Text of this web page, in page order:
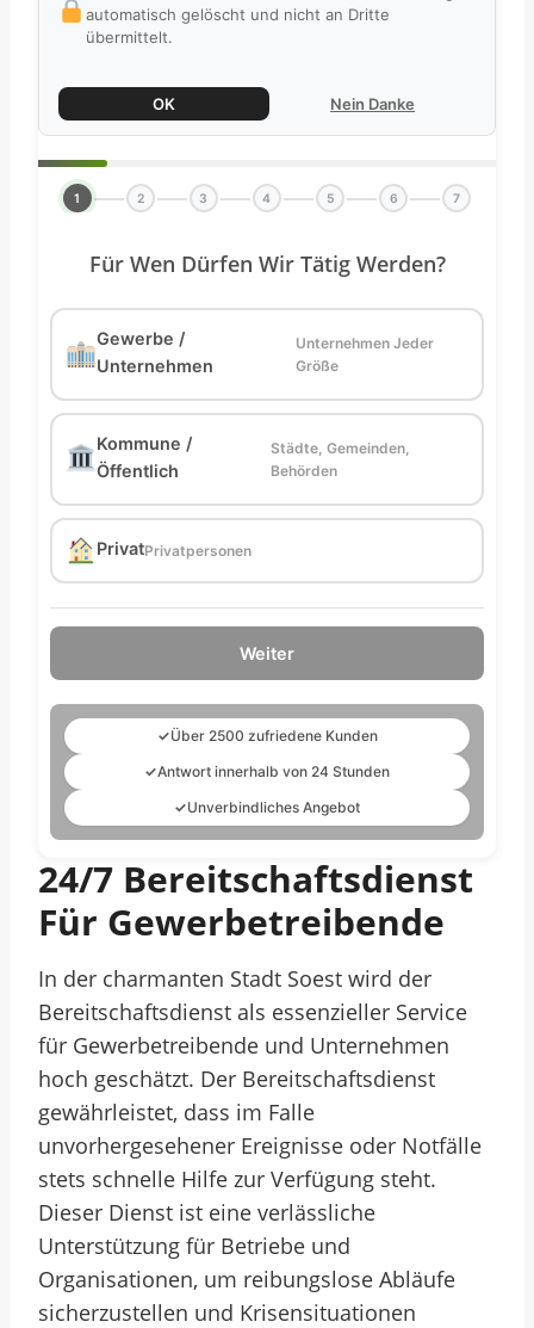
automatisch gelöscht und nicht an Dritte
übermittelt.
OK Nein Danke
1 2 3 4 5 6 7
Für Wen Dürfen Wir Tätig Werden?
Gewerbe /
Unternehmen
Unternehmen Jeder
Größe
Kommune /
Öffentlich
Städte, Gemeinden,
Behörden
PrivatPrivatpersonen
Weiter
✓Über 2500 zufriedene Kunden
✓Antwort innerhalb von 24 Stunden
✓Unverbindliches Angebot
24/7 Bereitschaftsdienst
Für Gewerbetreibende
In der charmanten Stadt Soest wird der
Bereitschaftsdienst als essenzieller Service
für Gewerbetreibende und Unternehmen
hoch geschätzt. Der Bereitschaftsdienst
gewährleistet, dass im Falle
unvorhergesehener Ereignisse oder Notfälle
stets schnelle Hilfe zur Verfügung steht.
Dieser Dienst ist eine verlässliche
Unterstützung für Betriebe und
Organisationen, um reibungslose Abläufe
sicherzustellen und Krisensituationen